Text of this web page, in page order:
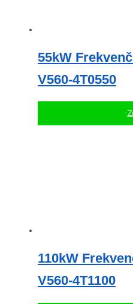
55kW
V560-4T0550
110kW
V560-4T1100